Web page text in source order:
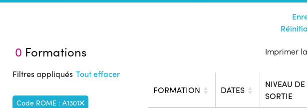
0 Formations Imprimer
Filtres appliqués Tout effacer
Code ROME : A1301
FORMATION DATES
NIVEAU DE
SORTIE